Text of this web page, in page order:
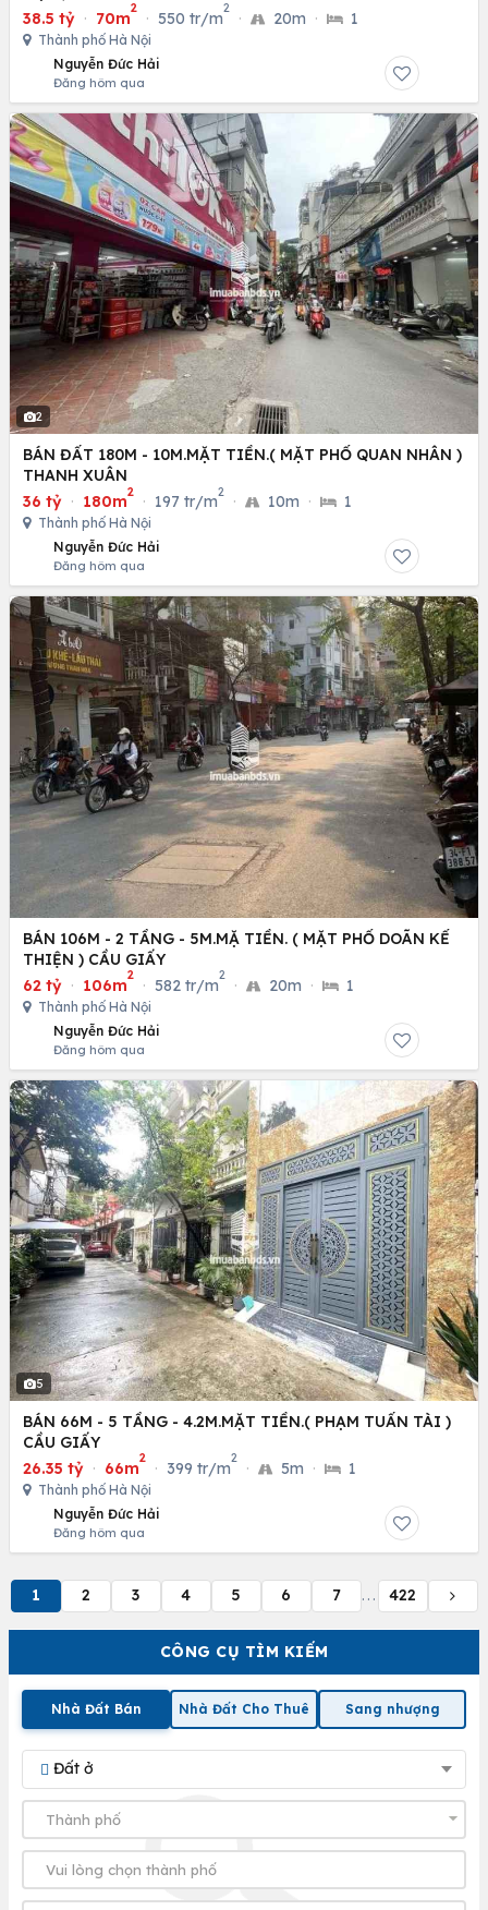
CÔNG CỤ TÌM KIẾM
Nhà Đất Bán Nhà Đất Cho Thuê Sang nhượng
Đất ở
38.5 tỷ · 70m
2
· 550 tr/m
2
· 20m · 1
Thành phố Hà Nội
Nguyễn Đức Hải
Đăng hôm qua
2
BÁN ĐẤT 180M - 10M.MẶT TIỀN.( MẶT PHỐ QUAN NHÂN )
THANH XUÂN
36 tỷ · 180m
2
· 197 tr/m
2
· 10m · 1
Thành phố Hà Nội
Nguyễn Đức Hải
Đăng hôm qua
BÁN 106M - 2 TẦNG - 5M.MẶ TIỀN. ( MẶT PHỐ DOÃN KẾ
THIỆN ) CẦU GIẤY
62 tỷ · 106m
2
· 582 tr/m
2
· 20m · 1
Thành phố Hà Nội
Nguyễn Đức Hải
Đăng hôm qua
5
BÁN 66M - 5 TẦNG - 4.2M.MẶT TIỀN.( PHẠM TUẤN TÀI )
CẦU GIẤY
26.35 tỷ · 66m
2
· 399 tr/m
2
· 5m · 1
Thành phố Hà Nội
Nguyễn Đức Hải
Đăng hôm qua
1 2 3 4 5 6 7 ... 422